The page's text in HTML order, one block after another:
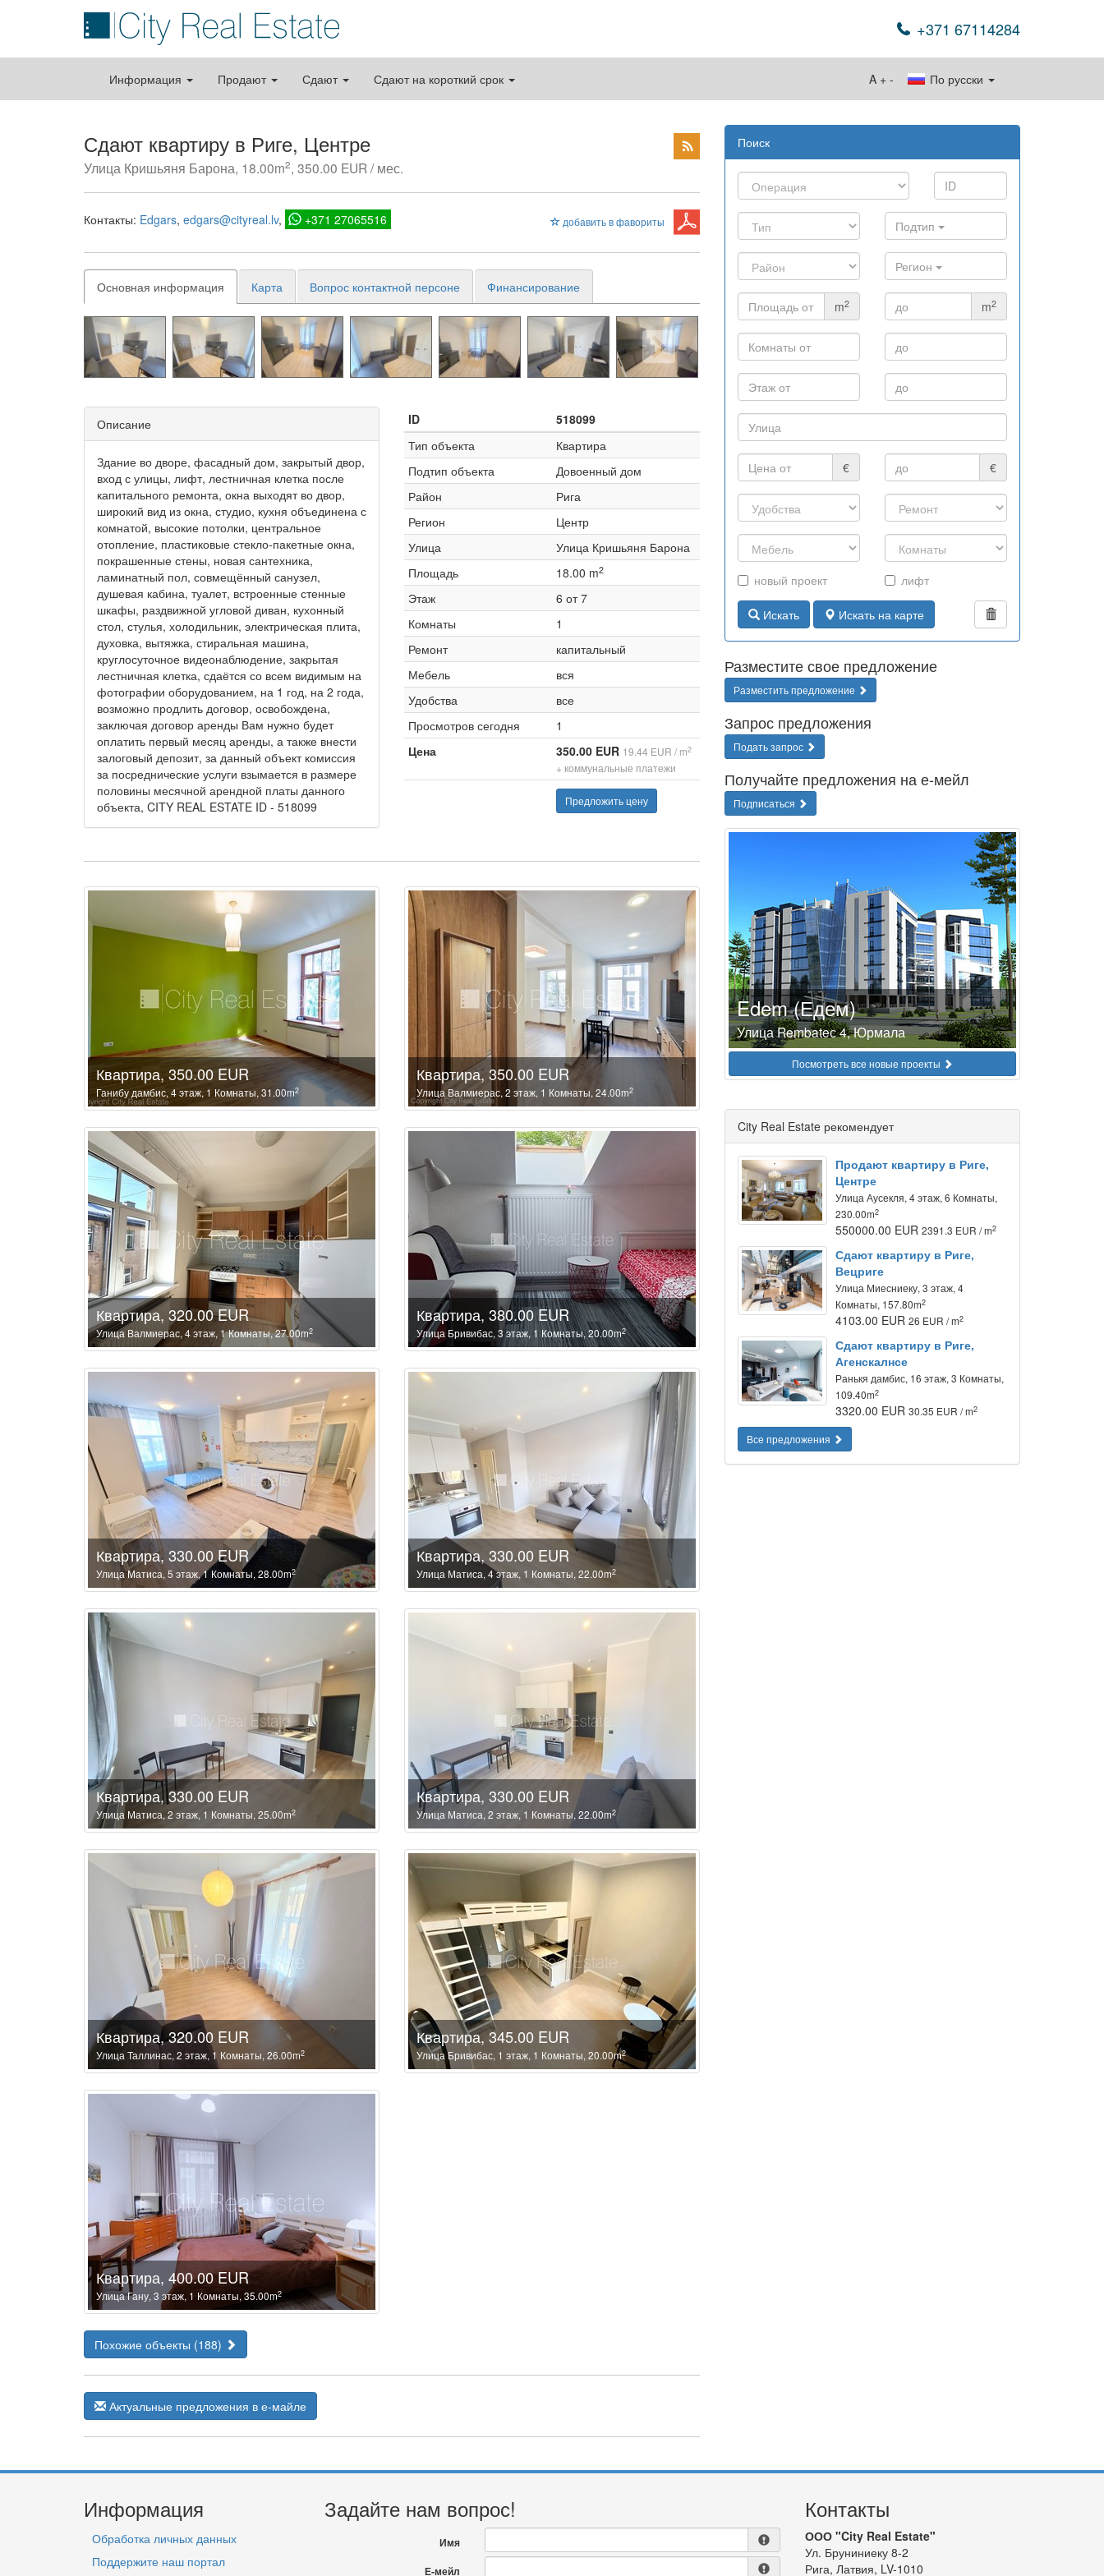
+371 67114284
Информация Продают Сдают Сдают на короткий срок По русски
A + -
Сдают квартиру в Риге, Центре
Улица Кришьяня Барона, 18.00m2, 350.00 EUR / мес.
добавить в фавориты
Контакты: Edgars edgars@cityreal.lv +371 27065516
Основная информация Карта Вопрос контактной персоне Финансирование
Описание
Здание во дворе, фасадный дом, закрытый двор,
вход с улицы, лифт, лестничная клетка после
капитального ремонта, окна выходят во двор,
широкий вид из окна, студио, кухня объединена с
комнатой, высокие потолки, центральное
отопление, пластиковые стекло-пакетные окна,
покрашенные стены, новая сантехника,
ламинатный пол, совмещённый санузел,
душевая кабина, туалет, встроенные стенные
шкафы, раздвижной угловой диван, кухонный
стол, стулья, холодильник, электрическая плита,
духовка, вытяжка, стиральная машина,
круглосуточное видеонаблюдение, закрытая
лестничная клетка, сдаётся со всем видимым на
фотографии оборудованием, на 1 год, на 2 года,
возможно продлить договор, освобождена,
заключая договор аренды Вам нужно будет
оплатить первый месяц аренды, а также внести
залоговый депозит, за данный объект комиссия
за посреднические услуги взымается в размере
половины месячной арендной платы данного
объекта, CITY REAL ESTATE ID - 518099
ID
518099
Тип объекта
Квартира
Подтип объекта
Довоенный дом
Район
Рига
Регион
Центр
Улица
Улица Кришьяня Барона
Площадь
18.00 m2
Этаж
6 от 7
Комнаты
1
Ремонт
капитальный
Мебель
вся
Удобства
все
Просмотров сегодня
1
Цена
350.00 EUR 19.44 EUR / m2
+ коммунальные платежи
Предложить цену
Квартира, 350.00 EUR
Ганибу дамбис, 4 этаж, 1 Комнаты, 31.00m2
Квартира, 350.00 EUR
Улица Валмиерас, 2 этаж, 1 Комнаты, 24.00m2
Квартира, 320.00 EUR
Улица Валмиерас, 4 этаж, 1 Комнаты, 27.00m2
Квартира, 380.00 EUR
Улица Бривибас, 3 этаж, 1 Комнаты, 20.00m2
Квартира, 330.00 EUR
Улица Матиса, 5 этаж, 1 Комнаты, 28.00m2
Квартира, 330.00 EUR
Улица Матиса, 4 этаж, 1 Комнаты, 22.00m2
Квартира, 330.00 EUR
Улица Матиса, 2 этаж, 1 Комнаты, 25.00m2
Квартира, 330.00 EUR
Улица Матиса, 2 этаж, 1 Комнаты, 22.00m2
Квартира, 320.00 EUR
Улица Таллинас, 2 этаж, 1 Комнаты, 26.00m2
Квартира, 345.00 EUR
Улица Бривибас, 1 этаж, 1 Комнаты, 20.00m2
Квартира, 400.00 EUR
Улица Гану, 3 этаж, 1 Комнаты, 35.00m2
Похожие объекты (188)
Актуальные предложения в е-майле
Поиск
Подтип
Регион
m2 m2
€ €
новый проект лифт
Искать Искать на карте
Разместите свое предложение
Разместить предложение
Запрос предложения
Подать запрос
Получайте предложения на е-мейл
Подписаться
Edem (Едем)
Улица Rembateс 4, Юрмала
Посмотреть все новые проекты
City Real Estate рекомендует
Продают квартиру в Риге,
Центре
Улица Аусекля, 4 этаж, 6 Комнаты,
230.00m2
550000.00 EUR2391.3 EUR / m2
Сдают квартиру в Риге,
Вецриге
Улица Миесниеку, 3 этаж, 4
Комнаты, 157.80m2
4103.00 EUR26 EUR / m2
Сдают квартиру в Риге,
Агенскалнсе
Ранькя дамбис, 16 этаж, 3 Комнаты,
109.40m2
3320.00 EUR30.35 EUR / m2
Все предложения
Информация
Обработка личных данных
Поддержите наш портал
Задайте нам вопрос!
Имя
Е-мейл
Контакты
ООО "City Real Estate"
Ул. Бруниниеку 8-2
Рига, Латвия, LV-1010